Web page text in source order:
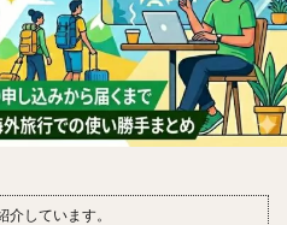
しています。